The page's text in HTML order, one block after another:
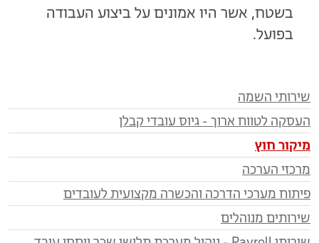
בשטח, אשר היו אמונים על ביצוע העבודה
בפועל.
שירותי השמה
העסקה לטווח ארוך - גיוס עובדי קבלן
מיקור חוץ
מרכזי הערכה
פיתוח מערכי הדרכה והכשרה מקצועית לעובדים
שירותים מנוהלים